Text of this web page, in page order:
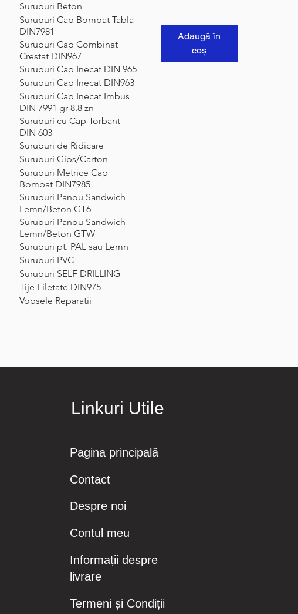
Suruburi Beton
Suruburi Cap Bombat Tabla
DIN7981
Suruburi Cap Combinat
Crestat DIN967
Suruburi Cap Inecat DIN 965
Suruburi Cap Inecat DIN963
Suruburi Cap Inecat Imbus
DIN 7991 gr 8.8 zn
Suruburi cu Cap Torbant
DIN 603
Suruburi de Ridicare
Suruburi Gips/Carton
Suruburi Metrice Cap
Bombat DIN7985
Suruburi Panou Sandwich
Lemn/Beton GT6
Suruburi Panou Sandwich
Lemn/Beton GTW
Suruburi pt. PAL sau Lemn
Suruburi PVC
Suruburi SELF DRILLING
Tije Filetate DIN975
Vopsele Reparatii
Adaugă în
coș
Linkuri Utile
Pagina principală
Contact
Despre noi
Contul meu
Informații despre
livrare
Termeni și Condiții